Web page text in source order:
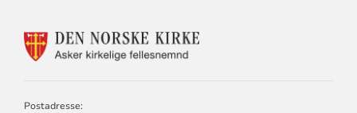
KONTAKTINFORMASJON
Postadresse: